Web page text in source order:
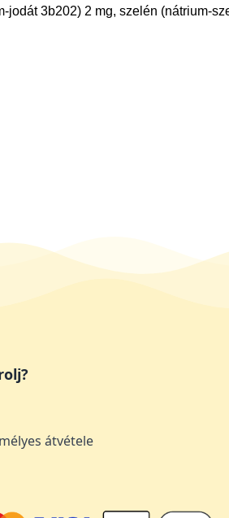
3b202) 2 mg, szelén (nátrium-
átvétele